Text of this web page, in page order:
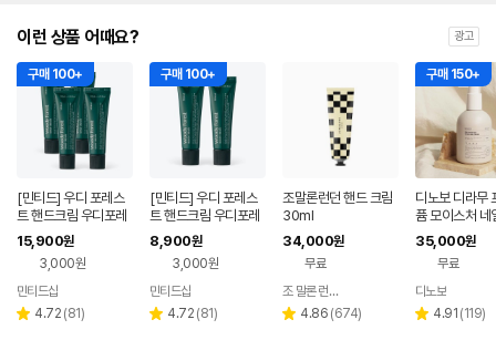
이런 상품 어때요? 광고
구매 100+
[민티드] 우디 포레스
트 핸드크림 우디포레
스트, 30ml, 4개
15,900원
3,000원
페이
민티드샵
별 4.72 리
(81)
구매 100+
[민티드] 우디 포레스
트 핸드크림 우디포레
스트, 30ml, 2개
8,900원
3,000원
페이
민티드샵
별 4.72 리
(81)
조말론런던 핸드 크림
30ml
34,000원
무료
페이
조 말론 런던 공식 스토어
별 4.86 리
(674)
구매 150+
디노보 디라무
퓸 모이스처 네
드크림 250ml
35,000원
무료
페이
디노보
별 4.91 리
(119)